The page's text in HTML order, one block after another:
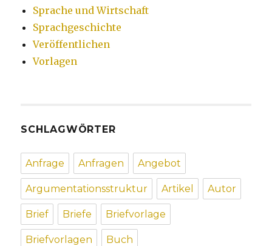
Sprache und Wirtschaft
Sprachgeschichte
Veröffentlichen
Vorlagen
SCHLAGWÖRTER
Anfrage Anfragen Angebot
Argumentationsstruktur Artikel Autor
Brief Briefe Briefvorlage
Briefvorlagen Buch